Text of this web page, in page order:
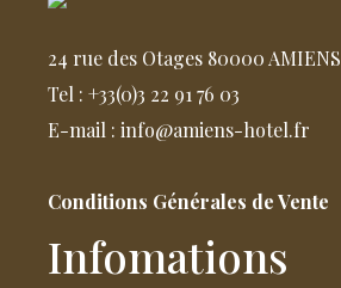
24 rue des Otages 80000 AMIENS
Tel : +33(0)3 22 91 76 03
E-mail : info@amiens-hotel.fr
Conditions Générales de Vente
Infomations